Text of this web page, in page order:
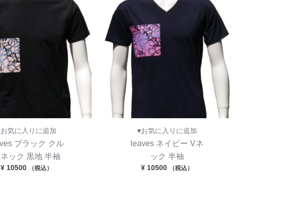
気に入りに追加
ブラック クル
ック 黒地 半袖
¥10500 （税込）
♥お気に入りに追加
leaves ネイビー Vネ
ック 半袖
¥10500 （税込）